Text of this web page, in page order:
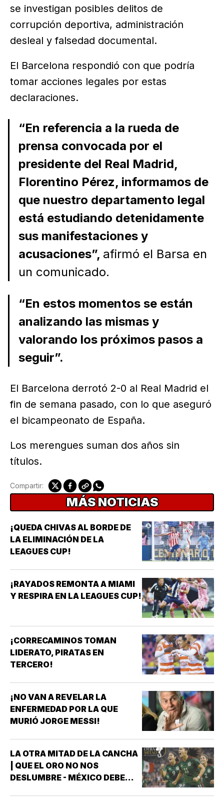
se investigan posibles delitos de
corrupción deportiva, administración
desleal y falsedad documental.
El Barcelona respondió con que podría
tomar acciones legales por estas
declaraciones.
“En referencia a la rueda de
prensa convocada por el
presidente del Real Madrid,
Florentino Pérez, informamos de
que nuestro departamento legal
está estudiando detenidamente
sus manifestaciones y
acusaciones”, afirmó el Barsa en
un comunicado.
“En estos momentos se están
analizando las mismas y
valorando los próximos pasos a
seguir”.
El Barcelona derrotó 2-0 al Real Madrid el
fin de semana pasado, con lo que aseguró
el bicampeonato de España.
Los merengues suman dos años sin
títulos.
Compartir:
MÁS NOTICIAS
¡QUEDA CHIVAS AL BORDE DE
LA ELIMINACIÓN DE LA
LEAGUES CUP!
¡RAYADOS REMONTA A MIAMI
Y RESPIRA EN LA LEAGUES CUP!
¡CORRECAMINOS TOMAN
LIDERATO, PIRATAS EN
TERCERO!
¡NO VAN A REVELAR LA
ENFERMEDAD POR LA QUE
MURIÓ JORGE MESSI!
LA OTRA MITAD DE LA CANCHA
| QUE EL ORO NO NOS
DESLUMBRE - MÉXICO DEBE